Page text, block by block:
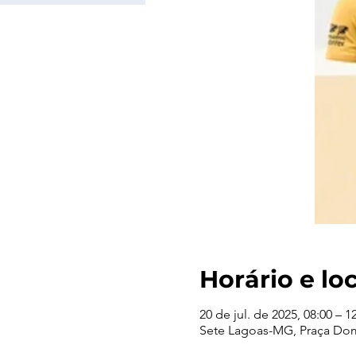
Horário e
20 de jul. de 2025, 08:00 –
Sete Lagoas-MG, Praça